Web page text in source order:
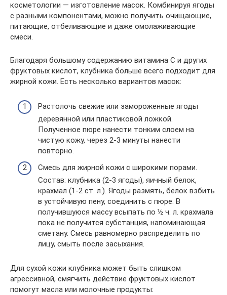
косметологии — изготовление масок. Комбинируя ягоды
с разными компонентами, можно получить очищающие,
питающие, отбеливающие и даже омолаживающие
смеси.
Благодаря большому содержанию витамина C и других
фруктовых кислот, клубника больше всего подходит для
жирной кожи. Есть несколько вариантов масок:
Растолочь свежие или замороженные ягоды
деревянной или пластиковой ложкой.
Полученное пюре нанести тонким слоем на
чистую кожу, через 2-3 минуты нанести
повторно.
Смесь для жирной кожи с широкими порами.
Состав: клубника (2-3 ягоды), яичный белок,
крахмал (1-2 ст. л.). Ягоды размять, белок взбить
в устойчивую пену, соединить с пюре. В
получившуюся массу всыпать по ½ ч. л. крахмала
пока не получится субстанция, напоминающая
сметану. Смесь равномерно распределить по
лицу, смыть после засыхания.
Для сухой кожи клубника может быть слишком
агрессивной, смягчить действие фруктовых кислот
помогут масла или молочные продукты: